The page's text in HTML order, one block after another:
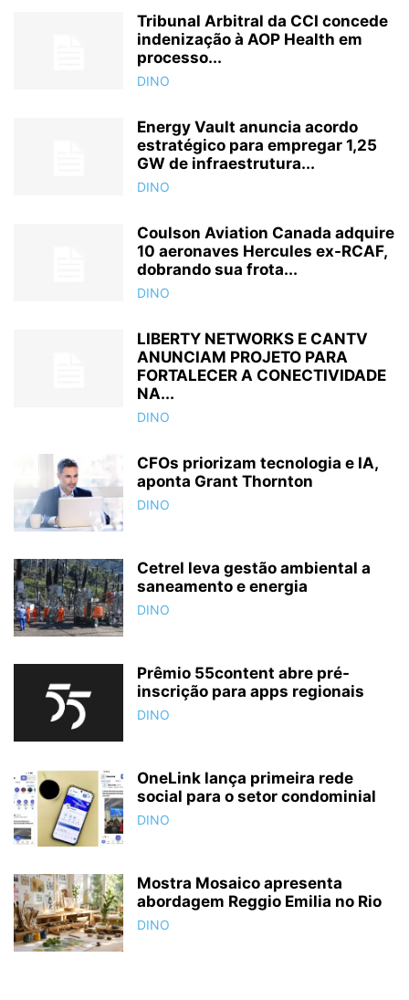
Tribunal Arbitral da CCI concede
indenização à AOP Health em
processo...
DINO
Energy Vault anuncia acordo
estratégico para empregar 1,25
GW de infraestrutura...
DINO
Coulson Aviation Canada adquire
10 aeronaves Hercules ex-RCAF,
dobrando sua frota...
DINO
LIBERTY NETWORKS E CANTV
ANUNCIAM PROJETO PARA
FORTALECER A CONECTIVIDADE
NA...
DINO
CFOs priorizam tecnologia e IA,
aponta Grant Thornton
DINO
Cetrel leva gestão ambiental a
saneamento e energia
DINO
Prêmio 55content abre pré-
inscrição para apps regionais
DINO
OneLink lança primeira rede
social para o setor condominial
DINO
Mostra Mosaico apresenta
abordagem Reggio Emilia no Rio
DINO